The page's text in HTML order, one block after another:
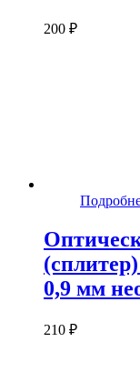
200 ₽
0,9 мм
210 ₽